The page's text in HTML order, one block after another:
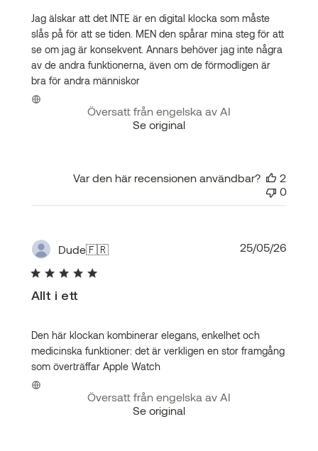
Jag älskar att det INTE är en digital klocka som måste
slås på för att se tiden. MEN den spårar mina steg för att
se om jag är konsekvent. Annars behöver jag inte några
av de andra funktionerna, även om de förmodligen är
bra för andra människor
Översatt från engelska av AI
Se original
Var den här recensionen användbar?
2
0
Dude🇫🇷
Allt i ett
Den här klockan kombinerar elegans, enkelhet och
medicinska funktioner: det är verkligen en stor framgång
som överträffar Apple Watch
Översatt från engelska av AI
Se original
25/05/26